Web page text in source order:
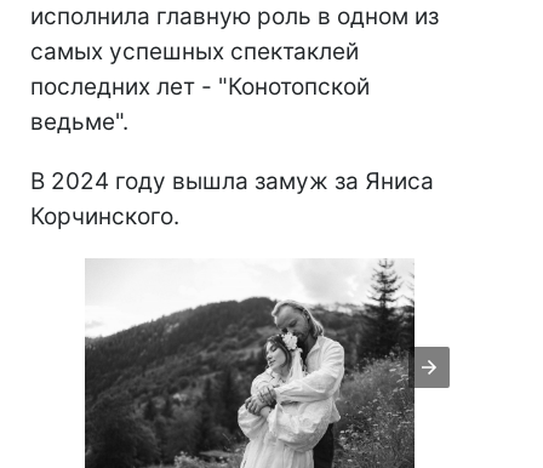
исполнила главную роль в одном из
самых успешных спектаклей
последних лет - "Конотопской
ведьме".
В 2024 году вышла замуж за Яниса
Корчинского.